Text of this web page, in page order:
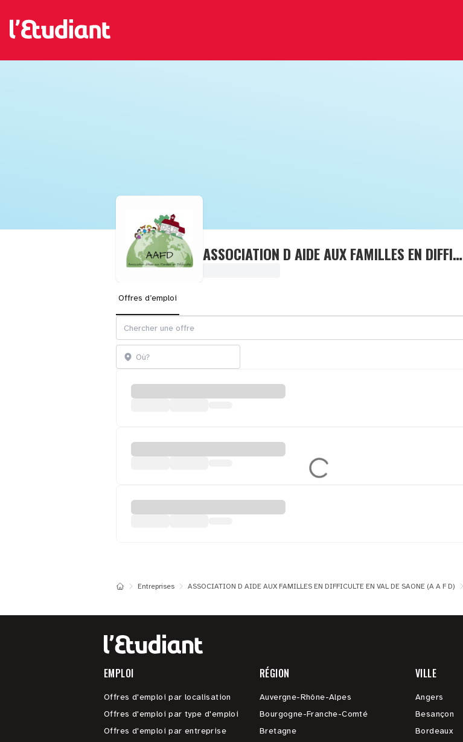
ASSOCIATION D AIDE AUX FAMILLES EN DIFFICULTE EN VAL DE SAONE (A A F D)
Offres d’emploi
Entreprises ASSOCIATION D AIDE AUX FAMILLES EN DIFFICULTE EN VAL DE SAONE (A A F D)
EMPLOI
Offres d'emploi par localisation
Offres d'emploi par type d'emploi
Offres d'emploi par entreprise
RÉGION
Auvergne-Rhône-Alpes
Bourgogne-Franche-Comté
Bretagne
VILLE
Angers
Besançon
Bordeaux